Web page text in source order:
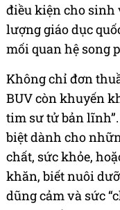
điều kiện cho sinh
lượng giáo dục
mối quan hệ song
Không chỉ đơn
BUV còn khuyến
tim sư tử bản
biệt dành cho
chất, sức khỏe,
khăn, biết nuôi
dũng cảm và sức